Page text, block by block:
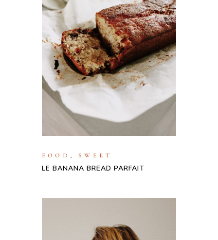
FOOD ,SWEET
LE BANANA BREAD PARFAIT